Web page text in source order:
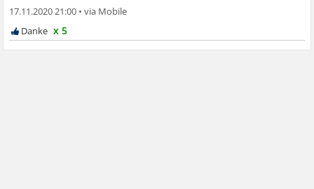
17.11.2020 21:00 •
x 5